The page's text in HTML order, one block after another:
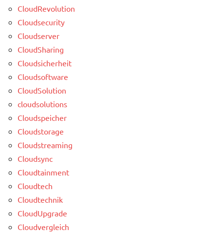
CloudRevolution
Cloudsecurity
Cloudserver
CloudSharing
Cloudsicherheit
Cloudsoftware
CloudSolution
cloudsolutions
Cloudspeicher
Cloudstorage
Cloudstreaming
Cloudsync
Cloudtainment
Cloudtech
Cloudtechnik
CloudUpgrade
Cloudvergleich